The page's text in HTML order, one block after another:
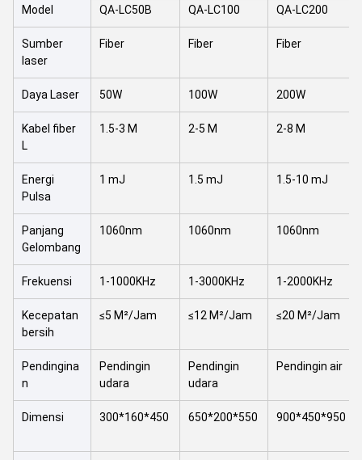
Model QA-LC50B QA-LC100 QA-LC200
Sumber
laser
Fiber Fiber Fiber
Daya Laser 50W 100W 200W
Kabel fiber
L
1.5-3 M 2-5 M 2-8 M
Energi
Pulsa
1 mJ 1.5 mJ 1.5-10 mJ
Panjang
Gelombang
1060nm 1060nm 1060nm
Frekuensi 1-1000KHz 1-3000KHz 1-2000KHz
Kecepatan
bersih
≤5 M²/Jam ≤12 M²/Jam ≤20 M²/Jam
Pendingina
n
Pendingin
udara
Pendingin
udara
Pendingin air
Dimensi 300*160*450 650*200*550 900*450*950